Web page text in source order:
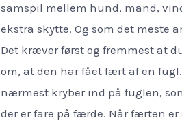
samspil mellem hund, mand,
ekstra skytte. Og som det meste
Det kræver først og fremmest at
om, at den har fået fært af en
nærmest kryber ind på fuglen,
der er fare på færde. Når færten